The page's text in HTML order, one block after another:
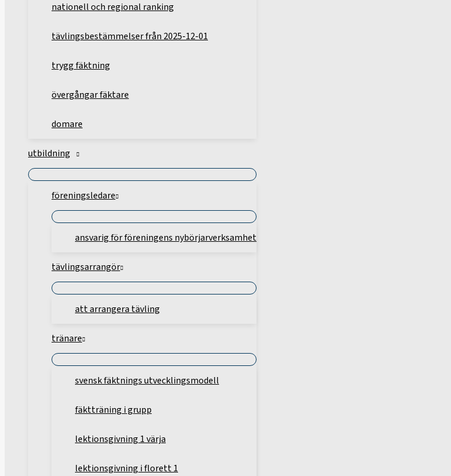
nationell och regional ranking
tävlingsbestämmelser från 2025-12-01
trygg fäktning
övergångar fäktare
domare
utbildning
föreningsledare
ansvarig för föreningens nybörjarverksamhet
tävlingsarrangör
att arrangera tävling
tränare
svensk fäktnings utvecklingsmodell
fäktträning i grupp
lektionsgivning 1 värja
lektionsgivning i florett 1